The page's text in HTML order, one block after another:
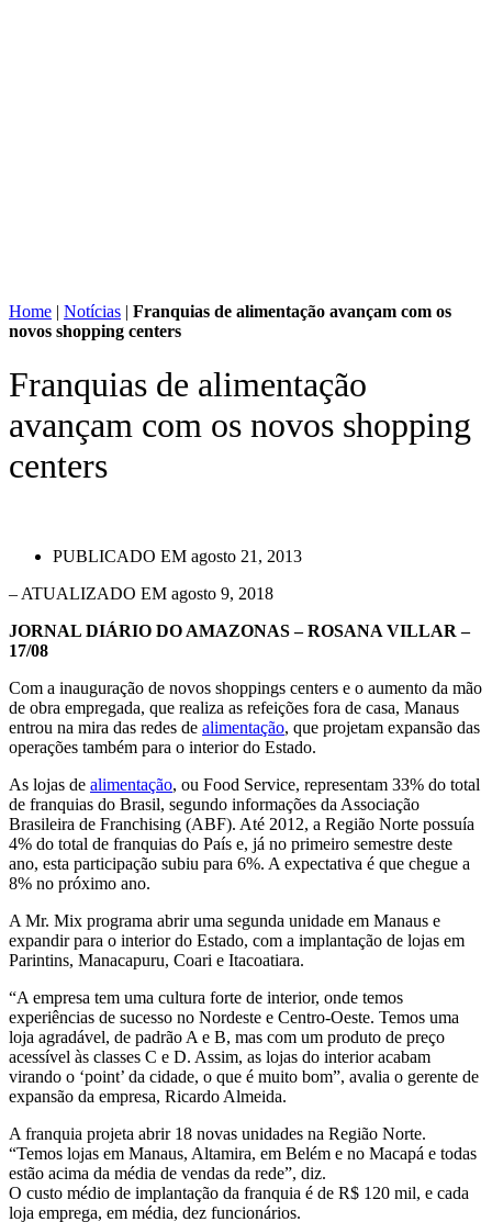
Home | Notícias | Franquias de alimentação avançam com os
novos shopping centers
Franquias de alimentação
avançam com os novos shopping
centers
PUBLICADO EM agosto 21, 2013
– ATUALIZADO EM agosto 9, 2018
JORNAL DIÁRIO DO AMAZONAS – ROSANA VILLAR –
17/08
Com a inauguração de novos shoppings centers e o aumento da mão
de obra empregada, que realiza as refeições fora de casa, Manaus
entrou na mira das redes de alimentação, que projetam expansão das
operações também para o interior do Estado.
As lojas de alimentação, ou Food Service, representam 33% do total
de franquias do Brasil, segundo informações da Associação
Brasileira de Franchising (ABF). Até 2012, a Região Norte possuía
4% do total de franquias do País e, já no primeiro semestre deste
ano, esta participação subiu para 6%. A expectativa é que chegue a
8% no próximo ano.
A Mr. Mix programa abrir uma segunda unidade em Manaus e
expandir para o interior do Estado, com a implantação de lojas em
Parintins, Manacapuru, Coari e Itacoatiara.
“A empresa tem uma cultura forte de interior, onde temos
experiências de sucesso no Nordeste e Centro-Oeste. Temos uma
loja agradável, de padrão A e B, mas com um produto de preço
acessível às classes C e D. Assim, as lojas do interior acabam
virando o ‘point’ da cidade, o que é muito bom”, avalia o gerente de
expansão da empresa, Ricardo Almeida.
A franquia projeta abrir 18 novas unidades na Região Norte.
“Temos lojas em Manaus, Altamira, em Belém e no Macapá e todas
estão acima da média de vendas da rede”, diz.
O custo médio de implantação da franquia é de R$ 120 mil, e cada
loja emprega, em média, dez funcionários.